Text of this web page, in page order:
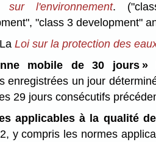
sur l'environnement.
"class 3 development"
Loi sur la protection des
mobile de 30 jours »
enregistrées un jour
29 jours consécutifs
applicables à la qualité
y compris les normes